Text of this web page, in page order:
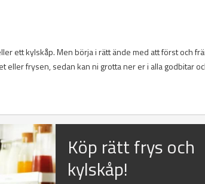
ett kylskåp. Men börja i rätt ände med att först och
frysen, sedan kan ni grotta ner er i alla godbitar
Köp rätt frys och
kylskåp!